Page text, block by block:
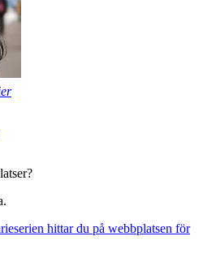
hittar du på webbplatsen för